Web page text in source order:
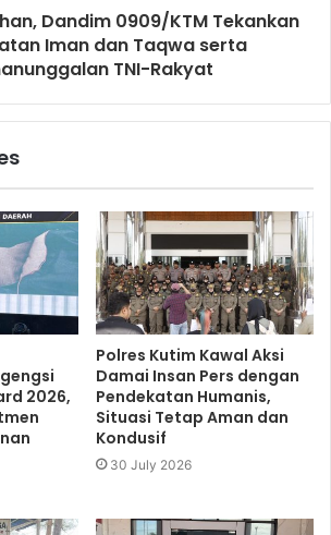
Dandim 0909/KTM Tekankan
Iman dan Taqwa serta
TNI-Rakyat
2026,
Polres Kutim Kawal Aksi
Damai Insan Pers dengan
Pendekatan Humanis,
Situasi Tetap Aman dan
Kondusif
30 July 2026